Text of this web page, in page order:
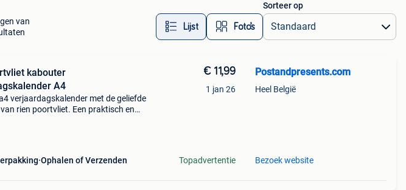
van
Lijst Foto’s
Sorteer op
kabouter
A4
verjaardagskalender met de geliefde
rien poortvliet. Een praktisch en
Ophalen of Verzenden
€ 11,99
1 jan 26
Topadvertentie
Postandpresents.com
Heel België
Bezoek website